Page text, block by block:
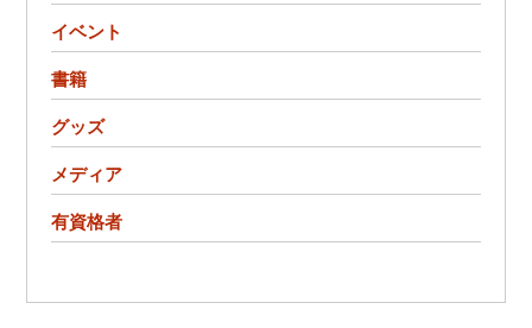
イベント
書籍
グッズ
メディア
有資格者